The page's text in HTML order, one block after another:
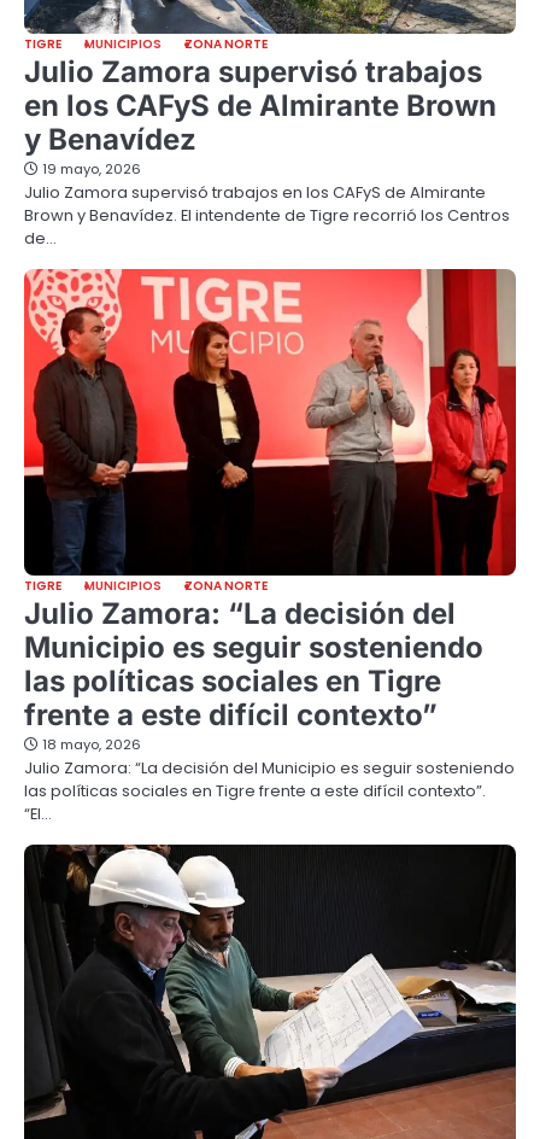
TIGRE MUNICIPIOS ZONA NORTE
Julio Zamora supervisó trabajos
en los CAFyS de Almirante Brown
y Benavídez
19 mayo, 2026
Julio Zamora supervisó trabajos en los CAFyS de Almirante
Brown y Benavídez. El intendente de Tigre recorrió los Centros
de…
TIGRE MUNICIPIOS ZONA NORTE
Julio Zamora: “La decisión del
Municipio es seguir sosteniendo
las políticas sociales en Tigre
frente a este difícil contexto”
18 mayo, 2026
Julio Zamora: “La decisión del Municipio es seguir sosteniendo
las políticas sociales en Tigre frente a este difícil contexto”.
“El…